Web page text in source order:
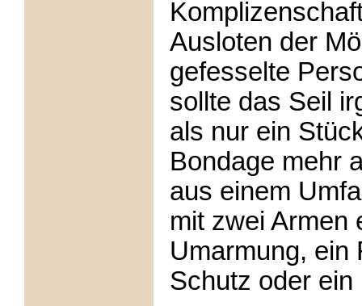
Ausloten der
gefesselte
sollte das Seil
als nur ein
Bondage mehr
aus einem
mit zwei Armen
Umarmung, ein
Schutz oder